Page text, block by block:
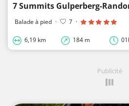
7 Summits Gulperberg-
Balade à pied · 7 ·
6,19 km 184 m
Publicité